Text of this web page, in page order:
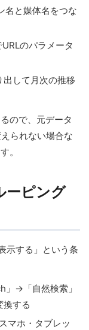
名と媒体名をつな
URLのパラメータ
出して月次の推移
ので、元データ
られない場合な
。
ピング
示する」という条
」→「自然検索」
換する
マホ・タブレッ